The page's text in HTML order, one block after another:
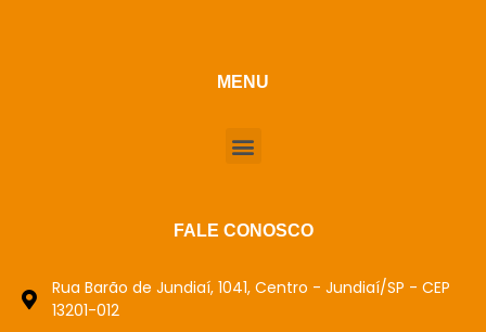
MENU
FALE CONOSCO
Rua Barão de Jundiaí, 1041, Centro - Jundiaí/SP - CEP
13201-012